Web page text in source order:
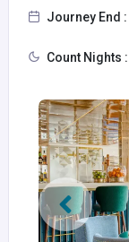
Journey End :
Count Nights :